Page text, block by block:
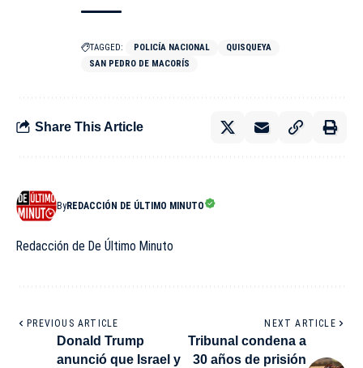
TAGGED: POLICÍA NACIONAL
QUISQUEYA
SAN PEDRO DE MACORÍS
Share This Article
ByREDACCIÓN DE ÚLTIMO MINUTO
Redacción de De Último Minuto
PREVIOUS ARTICLE
Donald Trump
anunció que Israel y
NEXT ARTICLE
Tribunal condena a
30 años de prisión